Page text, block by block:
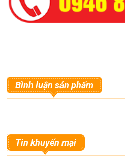
Bình luận sản phẩm
Tin khuyến mại